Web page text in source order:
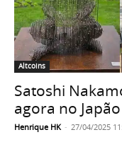
Altcoins
Satoshi
agora no Japão
Henrique HK - 27/04/2025